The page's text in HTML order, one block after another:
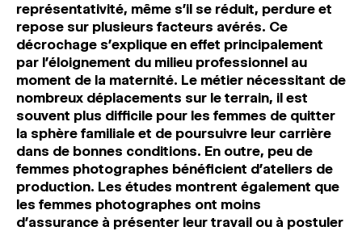
représentativité, même s’il se réduit, perdure et
repose sur plusieurs facteurs avérés. Ce
décrochage s’explique en effet principalement
par l’éloignement du milieu professionnel au
moment de la maternité. Le métier nécessitant de
nombreux déplacements sur le terrain, il est
souvent plus difficile pour les femmes de quitter
la sphère familiale et de poursuivre leur carrière
dans de bonnes conditions. En outre, peu de
femmes photographes bénéficient d’ateliers de
production. Les études montrent également que
les femmes photographes ont moins
d’assurance à présenter leur travail ou à postuler